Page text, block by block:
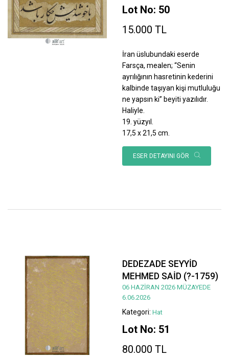
Lot No: 50
15.000 TL
İran üslubundaki eserde
Farsça, mealen; “Senin
ayrılığının hasretinin kederini
kalbinde taşıyan kişi mutluluğu
ne yapsın ki” beyiti yazılıdır.
Haliyle.
19. yüzyıl.
17,5 x 21,5 cm.
ESER DETAYINI GÖR
DEDEZADE SEYYİD
MEHMED SAİD (?-1759)
06 HAZİRAN 2026 MÜZAYEDE
6.06.2026
Kategori: Hat
Lot No: 51
80.000 TL